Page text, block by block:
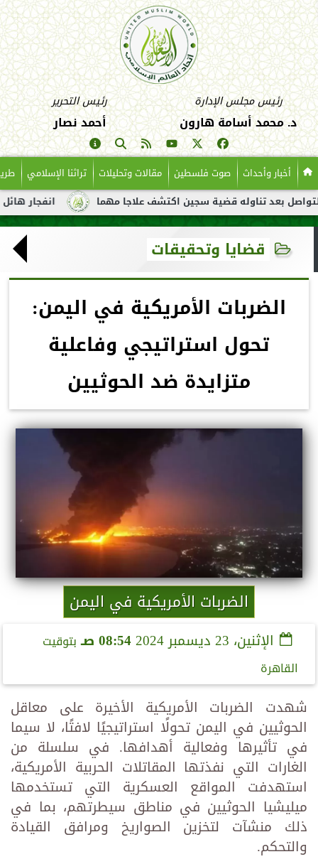
رئيس مجلس الإدارة
د. محمد أسامة هارون
رئيس التحرير
أحمد نصار
أخبار وأحداث صوت فلسطين مقالات وتحليلات تراثنا الإسلامي
انفجار هائل لناقلة تناوله قضية سجين اكتشف علاجا مهما
قضايا وتحقيقات
الضربات الأمريكية في اليمن:
تحول استراتيجي وفاعلية
متزايدة ضد الحوثيين
الضربات الأمريكية في اليمن
الإثنين، 23 ديسمبر 2024 08:54 صـ
بتوقيت
القاهرة
شهدت الضربات الأمريكية الأخيرة على معاقل
الحوثيين في اليمن تحولًا استراتيجيًا لافتًا، لا سيما
في تأثيرها وفعالية أهدافها. في سلسلة من
الغارات التي نفذتها المقاتلات الحربية الأمريكية،
استهدفت المواقع العسكرية التي تستخدمها
ميليشيا الحوثيين في مناطق سيطرتهم، بما في
ذلك منشآت لتخزين الصواريخ ومرافق القيادة
والتحكم.